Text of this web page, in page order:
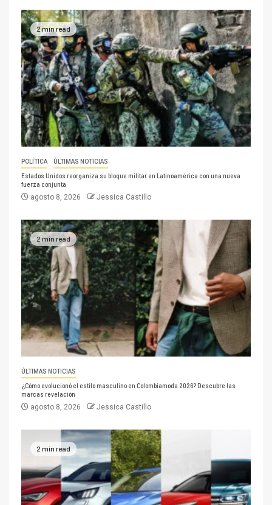
2 min read
POLÍTICA ÚLTIMAS NOTICIAS
Estados Unidos reorganiza su bloque militar en Latinoamérica con una nueva
fuerza conjunta
agosto 8, 2026 Jessica Castillo
2 min read
ÚLTIMAS NOTICIAS
¿Cómo evolucionó el estilo masculino en Colombiamoda 2026? Descubre las
marcas revelación
agosto 8, 2026 Jessica Castillo
2 min read